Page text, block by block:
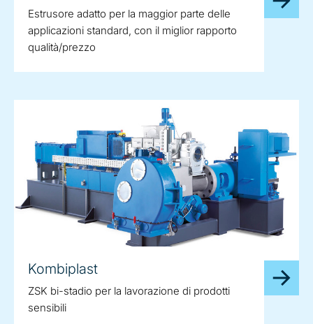
Estrusore adatto per la maggior parte delle
applicazioni standard, con il miglior rapporto
qualità/prezzo
Kombiplast
ZSK bi-stadio per la lavorazione di prodotti
sensibili